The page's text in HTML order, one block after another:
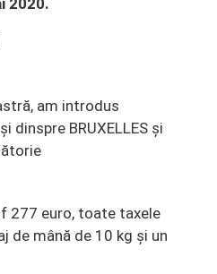
2020.
am introdus
dinspre BRUXELLES și
277 euro, toate taxele
de mână de 10 kg și un